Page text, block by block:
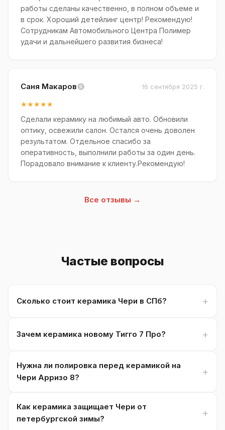
работы сделаны качественно, в полном объеме и
в срок. Хороший детейлинг центр! Рекомендую!
Сотрудникам Автомобильного Центра Полимер
удачи и дальнейшего развития бизнеса!
Саня Макаров 16 сентября 2025 г.
★★★★★
Сделали керамику на любимый авто. Обновили
оптику, освежили салон. Остался очень доволен
результатом. Отдельное спасибо за
оперативность, выполнили работы за один день.
Порадовало внимание к клиенту.Рекомендую!
Все отзывы →
Частые вопросы
Сколько стоит керамика Чери в СПб?
Зачем керамика новому Тигго 7 Про?
Нужна ли полировка перед керамикой на
Чери Арризо 8?
Как керамика защищает Чери от
петербургской зимы?